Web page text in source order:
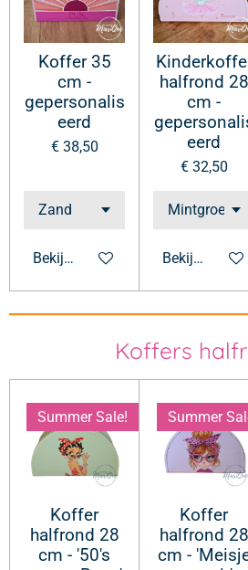
Koffer 35
cm -
gepersonalis
eerd
€ 38,50
Bekijk details
halfrond 28
cm -
eerd
€ 32,50
Bekijk details
Koffers
Summer Sale!
Koffer
halfrond 28
cm - '50's
Summer
Koffer
halfrond 28
cm -